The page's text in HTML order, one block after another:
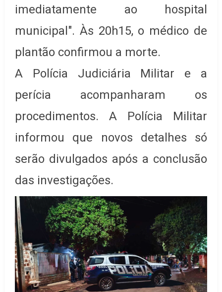
imediatamente ao hospital
municipal". Às 20h15, o médico de
plantão confirmou a morte.
A Polícia Judiciária Militar e a
perícia acompanharam os
procedimentos. A Polícia Militar
informou que novos detalhes só
serão divulgados após a conclusão
das investigações.